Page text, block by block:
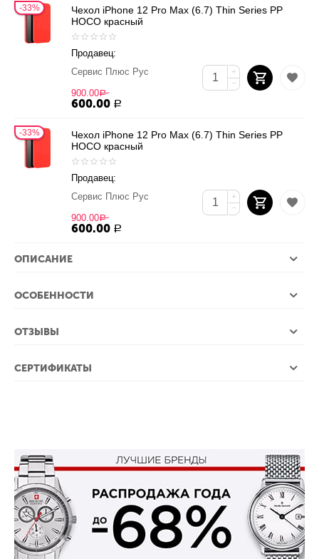
33%
Чехол iPhone 12 Pro Max (6.7) Thin Series PP
HOCO красный
Продавец:
Сервис Плюс Рус
900.00Р
600.00 Р
+
−
33%
Чехол iPhone 12 Pro Max (6.7) Thin Series PP
HOCO красный
Продавец:
Сервис Плюс Рус
900.00Р
600.00 Р
+
−
ОПИСАНИЕ
ОСОБЕННОСТИ
ОТЗЫВЫ
СЕРТИФИКАТЫ